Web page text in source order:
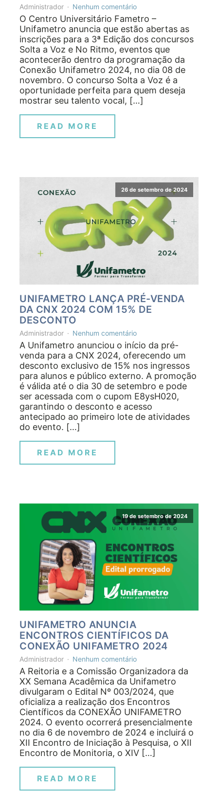
Administrador Nenhum comentário
O Centro Universitário Fametro –
Unifametro anuncia que estão abertas as
inscrições para a 3ª Edição dos concursos
Solta a Voz e No Ritmo, eventos que
acontecerão dentro da programação da
Conexão Unifametro 2024, no dia 08 de
novembro. O concurso Solta a Voz é a
oportunidade perfeita para quem deseja
mostrar seu talento vocal, […]
READ MORE
26 de setembro de 2024
UNIFAMETRO LANÇA PRÉ-VENDA
DA CNX 2024 COM 15% DE
DESCONTO
Administrador Nenhum comentário
A Unifametro anunciou o início da pré-
venda para a CNX 2024, oferecendo um
desconto exclusivo de 15% nos ingressos
para alunos e público externo. A promoção
é válida até o dia 30 de setembro e pode
ser acessada com o cupom E8ysH020,
garantindo o desconto e acesso
antecipado ao primeiro lote de atividades
do evento. […]
READ MORE
19 de setembro de 2024
UNIFAMETRO ANUNCIA
ENCONTROS CIENTÍFICOS DA
CONEXÃO UNIFAMETRO 2024
Administrador Nenhum comentário
A Reitoria e a Comissão Organizadora da
XX Semana Acadêmica da Unifametro
divulgaram o Edital Nº 003/2024, que
oficializa a realização dos Encontros
Científicos da CONEXÃO UNIFAMETRO
2024. O evento ocorrerá presencialmente
no dia 6 de novembro de 2024 e incluirá o
XII Encontro de Iniciação à Pesquisa, o XII
Encontro de Monitoria, o XIV […]
READ MORE